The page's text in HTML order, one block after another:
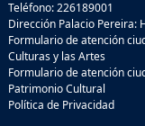
Teléfono: 226189001
Dirección Palacio Pereira:
Formulario de atención
Culturas y las Artes
Formulario de atención
Patrimonio Cultural
Política de Privacidad